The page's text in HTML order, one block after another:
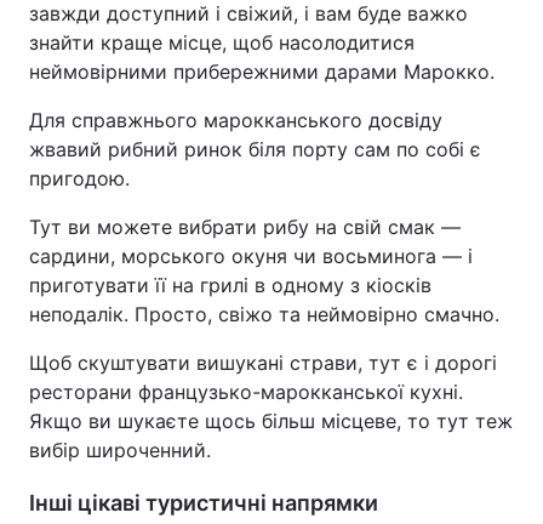
завжди доступний і свіжий, і вам буде важко
знайти краще місце, щоб насолодитися
неймовірними прибережними дарами Марокко.
Для справжнього марокканського досвіду
жвавий рибний ринок біля порту сам по собі є
пригодою.
Тут ви можете вибрати рибу на свій смак —
сардини, морського окуня чи восьминога — і
приготувати її на грилі в одному з кіосків
неподалік. Просто, свіжо та неймовірно смачно.
Щоб скуштувати вишукані страви, тут є і дорогі
ресторани французько-марокканської кухні.
Якщо ви шукаєте щось більш місцеве, то тут теж
вибір широченний.
Інші цікаві туристичні напрямки